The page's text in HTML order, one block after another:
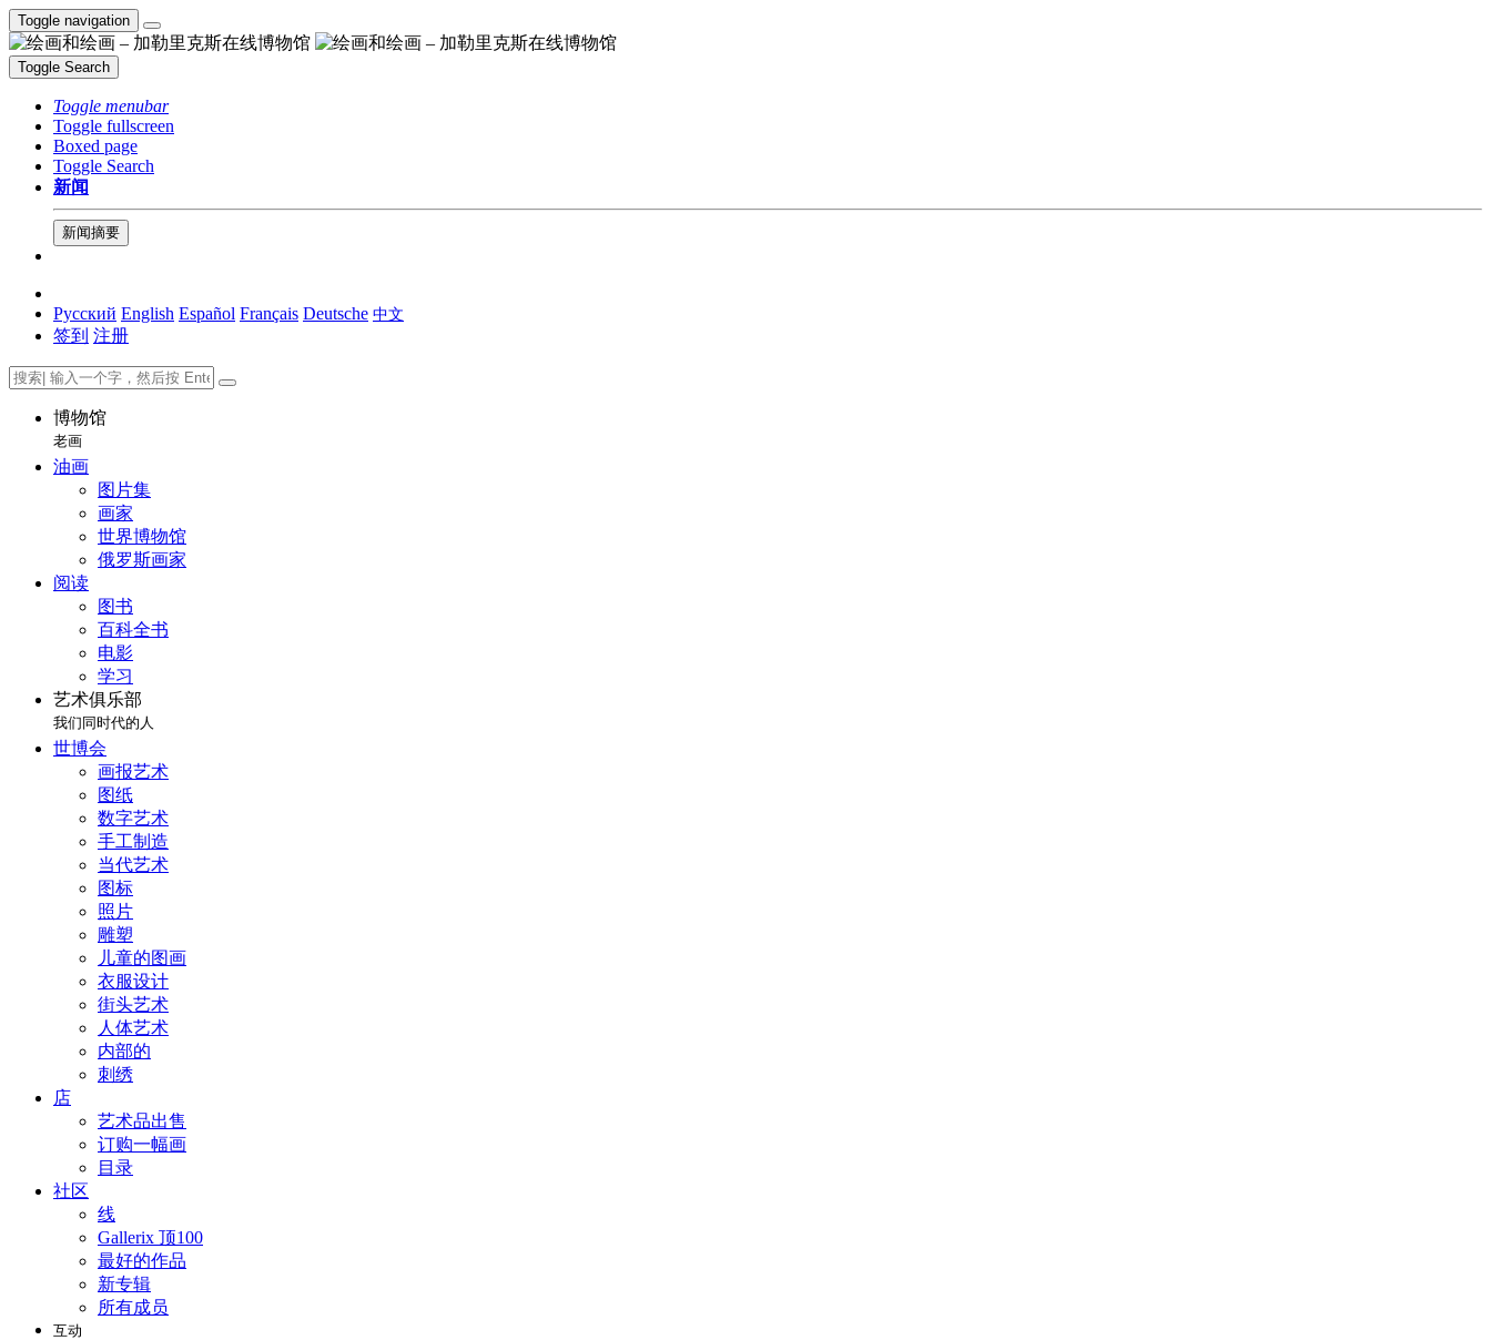
Toggle navigation
Toggle Search
Toggle menubar
Toggle fullscreen
Boxed page
Toggle Search
新闻
新闻摘要
Русский English Español Français Deutsche 中文
签到 注册
博物馆
老画
油画
图片集
画家
世界博物馆
俄罗斯画家
阅读
图书
百科全书
电影
学习
艺术俱乐部
我们同时代的人
世博会
画报艺术
图纸
数字艺术
手工制造
当代艺术
图标
照片
雕塑
儿童的图画
衣服设计
街头艺术
人体艺术
内部的
刺绣
店
艺术品出售
订购一幅画
目录
社区
线
Gallerix 顶100
最好的作品
新专辑
所有成员
互动